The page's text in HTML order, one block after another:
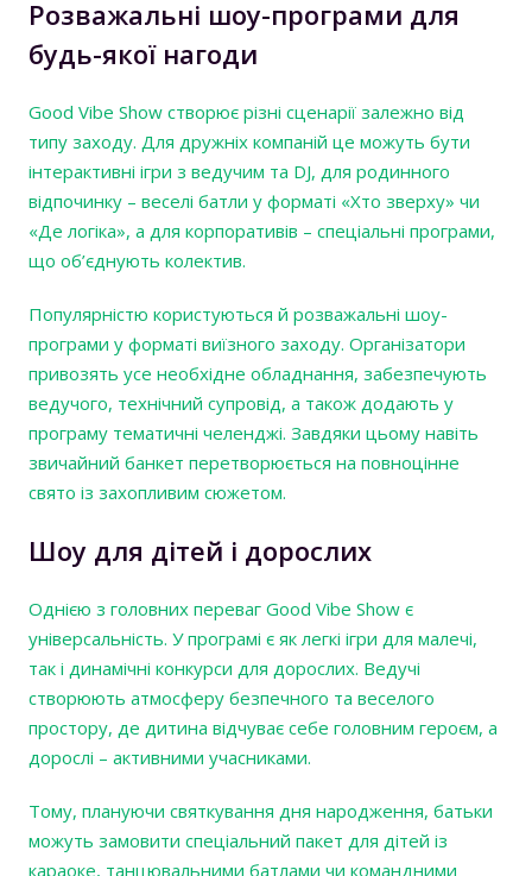
Розважальні шоу-програми для
будь-якої нагоди
Good Vibe Show створює різні сценарії залежно від
типу заходу. Для дружніх компаній це можуть бути
інтерактивні ігри з ведучим та DJ, для родинного
відпочинку – веселі батли у форматі «Хто зверху» чи
«Де логіка», а для корпоративів – спеціальні програми,
що об’єднують колектив.
Популярністю користуються й розважальні шоу-
програми у форматі виїзного заходу. Організатори
привозять усе необхідне обладнання, забезпечують
ведучого, технічний супровід, а також додають у
програму тематичні челенджі. Завдяки цьому навіть
звичайний банкет перетворюється на повноцінне
свято із захопливим сюжетом.
Шоу для дітей і дорослих
Однією з головних переваг Good Vibe Show є
універсальність. У програмі є як легкі ігри для малечі,
так і динамічні конкурси для дорослих. Ведучі
створюють атмосферу безпечного та веселого
простору, де дитина відчуває себе головним героєм, а
дорослі – активними учасниками.
Тому, плануючи святкування дня народження, батьки
можуть замовити спеціальний пакет для дітей із
караоке, танцювальними батлами чи командними